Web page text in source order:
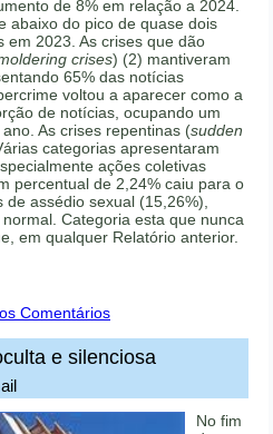
de 8% em relação a 2024.
abaixo do pico de quase dois
em 2023. As crises que dão
crises) (2) mantiveram
65% das notícias
voltou a aparecer como a
de notícias, ocupando um
As crises repentinas (sudden
categorias apresentaram
ações coletivas
percentual de 2,24% caiu para o
assédio sexual (15,26%),
Categoria esta que nunca
em qualquer Relatório anterior.
Comentários
e silenciosa
No fim